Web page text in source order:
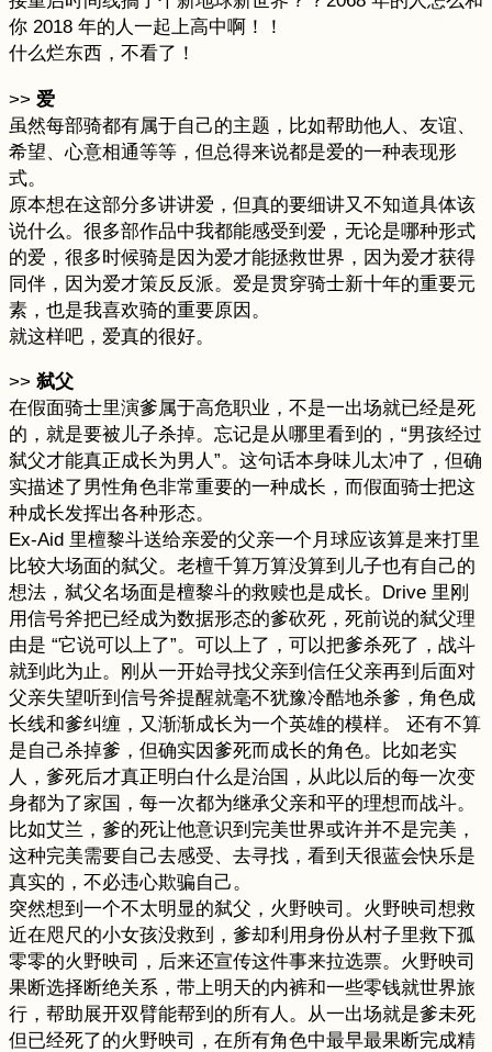
你 2018 年的人一起上高中啊！！
什么烂东西，不看了！
>> 爱
虽然每部骑都有属于自己的主题，比如帮助他人、友谊、
希望、心意相通等等，但总得来说都是爱的一种表现形
式。
原本想在这部分多讲讲爱，但真的要细讲又不知道具体该
说什么。很多部作品中我都能感受到爱，无论是哪种形式
的爱，很多时候骑是因为爱才能拯救世界，因为爱才获得
同伴，因为爱才策反反派。爱是贯穿骑士新十年的重要元
素，也是我喜欢骑的重要原因。
就这样吧，爱真的很好。
>> 弑父
在假面骑士里演爹属于高危职业，不是一出场就已经是死
的，就是要被儿子杀掉。忘记是从哪里看到的，“男孩经过
弑父才能真正成长为男人”。这句话本身味儿太冲了，但确
实描述了男性角色非常重要的一种成长，而假面骑士把这
种成长发挥出各种形态。
Ex-Aid 里檀黎斗送给亲爱的父亲一个月球应该算是来打里
比较大场面的弑父。老檀千算万算没算到儿子也有自己的
想法，弑父名场面是檀黎斗的救赎也是成长。Drive 里刚
用信号斧把已经成为数据形态的爹砍死，死前说的弑父理
由是 “它说可以上了”。可以上了，可以把爹杀死了，战斗
就到此为止。刚从一开始寻找父亲到信任父亲再到后面对
父亲失望听到信号斧提醒就毫不犹豫冷酷地杀爹，角色成
长线和爹纠缠，又渐渐成长为一个英雄的模样。 还有不算
是自己杀掉爹，但确实因爹死而成长的角色。比如老实
人，爹死后才真正明白什么是治国，从此以后的每一次变
身都为了家国，每一次都为继承父亲和平的理想而战斗。
比如艾兰，爹的死让他意识到完美世界或许并不是完美，
这种完美需要自己去感受、去寻找，看到天很蓝会快乐是
真实的，不必违心欺骗自己。
突然想到一个不太明显的弑父，火野映司。火野映司想救
近在咫尺的小女孩没救到，爹却利用身份从村子里救下孤
零零的火野映司，后来还宣传这件事来拉选票。火野映司
果断选择断绝关系，带上明天的内裤和一些零钱就世界旅
行，帮助展开双臂能帮到的所有人。从一出场就是爹未死
但已经死了的火野映司，在所有角色中最早最果断完成精